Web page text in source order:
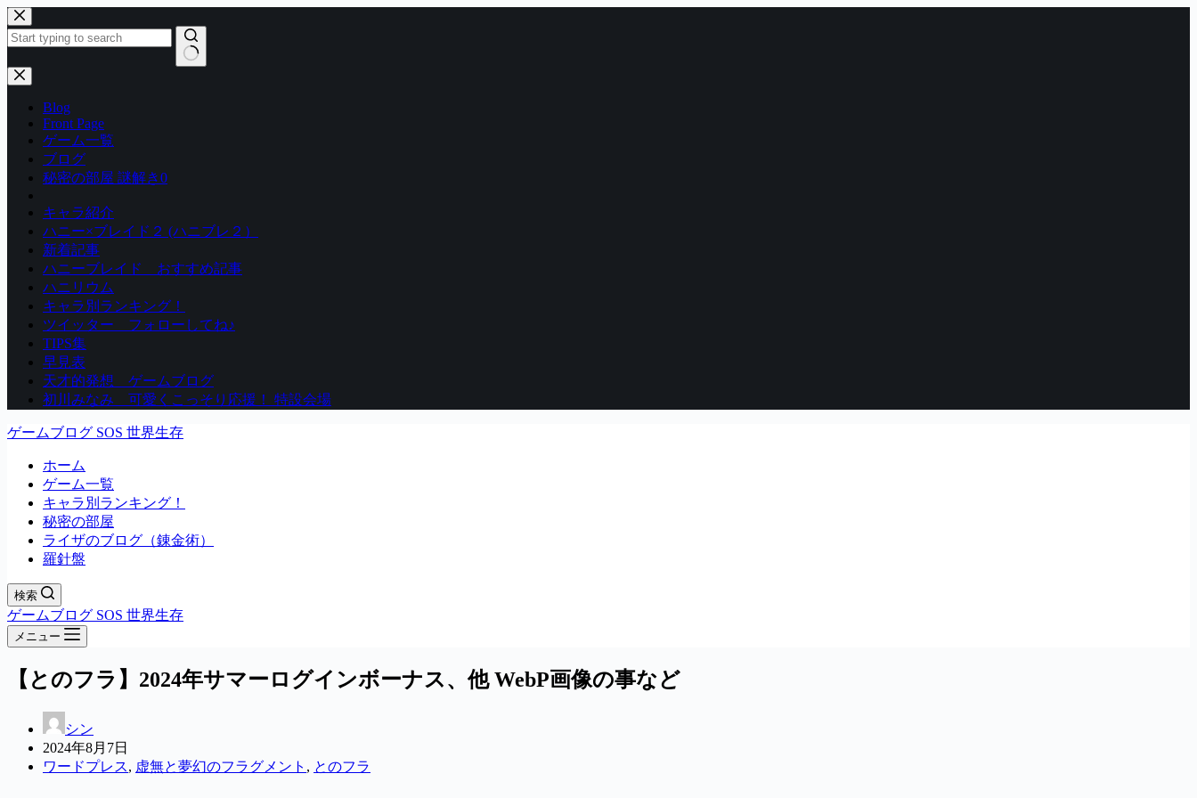
コ
ン
テ
ン
ツ
結
Blog
Front Page
ゲーム一覧
ブログ
秘密の部屋 謎解き0
キャラ紹介
ハニー×ブレイド２ (ハニブレ２）
新着記事
ハニーブレイド おすすめ記事
ハニリウム
キャラ別ランキング！
ツイッター フォローしてね♪
TIPS集
早見表
天才的発想 ゲームブログ
初川みなみ 可愛くこっそり応援！ 特設会場
ゲームブログ SOS 世界生存
ホーム
ゲーム一覧
キャラ別ランキング！
秘密の部屋
ライザのブログ（錬金術）
羅針盤
検索
ゲームブログ SOS 世界生存
メニュー
【とのフラ】2024年サマーログインボーナス、他 WebP画像の事など
シン
2024年8月7日
ワードプレス, 虚無と夢幻のフラグメント , とのフラ